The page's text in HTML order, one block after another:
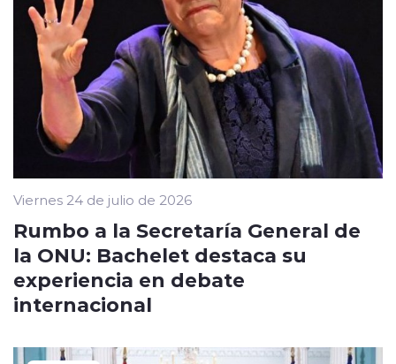
Viernes 24 de julio de 2026
Rumbo a la Secretaría General de
la ONU: Bachelet destaca su
experiencia en debate
internacional